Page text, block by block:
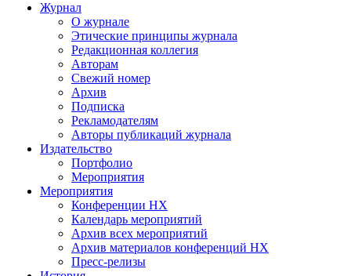
Журнал
О журнале
Этические принципы журнала
Редакционная коллегия
Авторам
Свежий номер
Архив
Подписка
Рекламодателям
Авторы публикаций журнала
Издательство
Портфолио
Мероприятия
Мероприятия
Конференции НХ
Календарь мероприятий
Архив всех мероприятий
Архив материалов конференций НХ
Пресс-релизы